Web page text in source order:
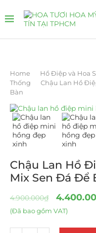
Home Hồ Điệp và Hoa
Thống
Chậu Lan Hồ
Bàn
Chậu Lan Hồ
Mix Sen Đá Để
4.900.000₫
(Đã bao gồm VAT)